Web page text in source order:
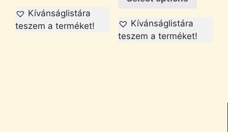
Kívánságlistára
teszem a terméket!
Kívánságlistára
teszem a terméket!